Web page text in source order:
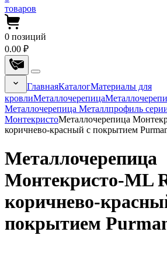
товаров
0 позиций
0.00 ₽
ГлавнаяКаталогМатериалы для
кровлиМеталлочерепица
Металлочерепица Металлпрофиль
МонтекристоМеталлочерепица
коричнево-красный с покрытием
Металлочерепица
Монтекристо-ML
коричнево-
покрытием